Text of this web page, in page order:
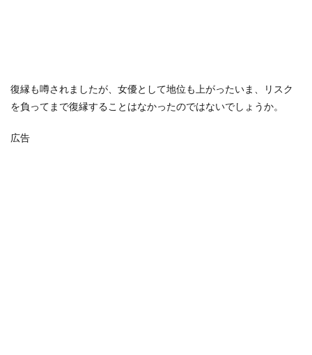
復縁も噂されましたが、女優として地位も上がったいま、リスク
を負ってまで復縁することはなかったのではないでしょうか。
広告